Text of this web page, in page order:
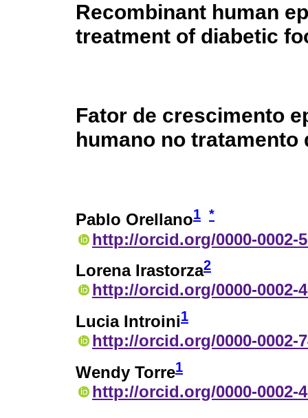
Recombinant human
treatment of diabetic
Fator de crescimento
humano no tratamento
Pablo Orellano1 *
http://orcid.org/0000-0002-
Lorena Irastorza2
http://orcid.org/0000-0002-
Lucia Introini1
http://orcid.org/0000-0002-
Wendy Torre1
http://orcid.org/0000-0002-